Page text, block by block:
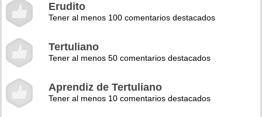
Erudito
Tener al menos 100 comentarios destacados
Tertuliano
Tener al menos 50 comentarios destacados
Aprendiz de Tertuliano
Tener al menos 10 comentarios destacados